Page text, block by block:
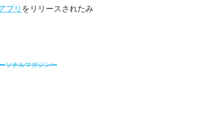
プリ をリリースされたみ
ソナルマガジン〜